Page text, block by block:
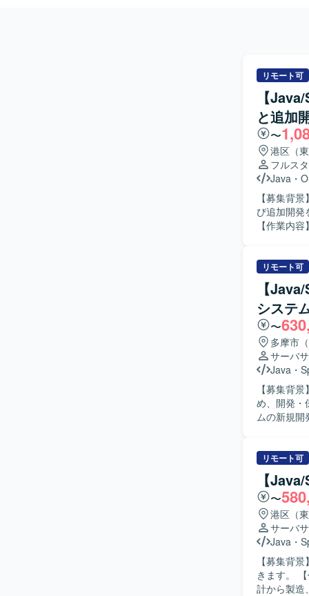
リモート可
【
と追加
〜
港区（
フルス
Java ・
【募集背
び追加開発
【作業内
術スタッ
【求める
レビュー
を主体的
る方を想定
に前向きに取
ンな技術
ら関わる
で、アプ
ードとし
す。 【開発環境】 Java17、SpringBoot3などのモダン技術スタックを中心に、DockerやAWS
ECS等の
はSlack、
リモート可
【
システ
〜
多摩市
サーバ
Java ・
【募集背
め、開発・保守体制
ムの新規開
きます。 【求める人物像】 長期的な参画を前提に、主体的に課題発見・改善提案ができる方を
求めてお
キュメン
ョンの魅力
ョン開発
るため、
からモダン環境へ
心とした
る可能性
リモート可
【
〜
港区（
サーバ
Java ・
【募集背
きます。 【作業内容】 業務システムの機能追加および改修対応を行っていただきます。基本設
計から製造